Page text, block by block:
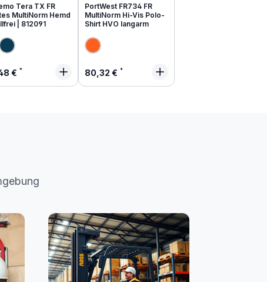
Tera TX FR
MultiNorm Hemd
| 812091
Preis:
€
PortWest FR734 FR
MultiNorm Hi-Vis Polo-
Shirt HVO langarm
Regulärer Preis:
80,32 €